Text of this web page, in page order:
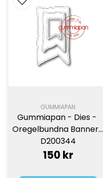
GUMMIAPAN
Gummiapan - Dies -
Oregelbundna Banners
D200344
150 kr